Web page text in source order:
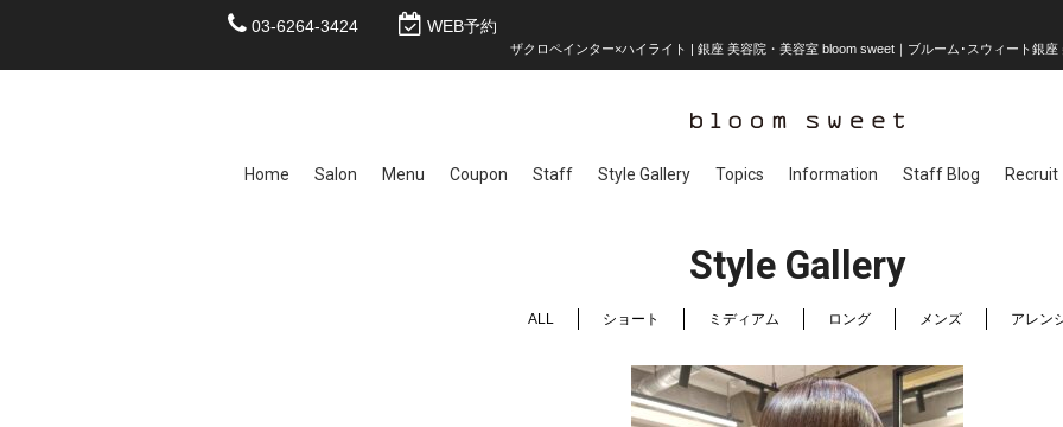
03-6264-3424 WEB予約
ザクロペインター×ハイライト | 銀座 美容院・美容室 bloom sweet｜ブルーム･スウィート銀
Home Salon Menu Coupon Staff Style Gallery Topics Information Staff Blog Recruit
Style Gallery
ALL ショート ミディアム ロング メンズ アレン